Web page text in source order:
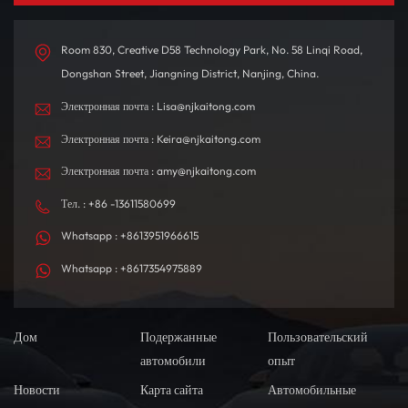
Room 830, Creative D58 Technology Park, No. 58 Linqi Road,
Dongshan Street, Jiangning District, Nanjing, China.
Электронная почта : Lisa@njkaitong.com
Электронная почта : Keira@njkaitong.com
Электронная почта : amy@njkaitong.com
Тел. : +86 -13611580699
Whatsapp : +8613951966615
Whatsapp : +8617354975889
Дом
Подержанные
автомобили
Пользовательский
опыт
Новости
Карта сайта
Автомобильные